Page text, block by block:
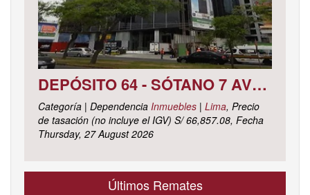
DEPÓSITO 64 - SÓTANO 7 AVENIDA CIRCUNVALACIÓN DEL CLUB GOLF LOS INCAS N° 152 URBANIZACIÓN LOTIZACIÓN CLUB GOLF LOS INCAS DISTRITO SANTIAGO DE SURCO, PROVINCIA Y DEPARTAMENTO DE LIMA
Categoría | Dependencia Inmuebles | Lima, Precio
de tasación (no incluye el IGV) S/ 66,857.08, Fecha
Thursday, 27 August 2026
Últimos Remates